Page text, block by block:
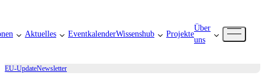
Aktuelles EventkalenderWissenshub Projekte
Über
uns
EU-UpdateNewsletter